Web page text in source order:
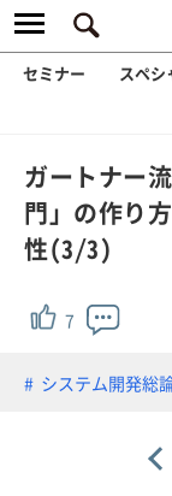
セミナー スペシ
ガートナー
門」の作り
性(3/3)
7
システム開発総